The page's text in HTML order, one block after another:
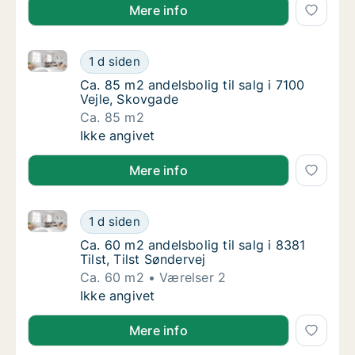
Mere info
Ca. 85 m2 andelsbolig til salg i 7100 Vejle,
1 d siden
Ca. 85 m2 andelsbolig til salg i 7100 Vejle, Skovgade
Ca. 85 m2 andelsbolig til salg i 7100 Vejle,
Ca. 85 m2 andelsbolig til salg i 7100
Vejle, Skovgade
Ca. 85 m2
Ca. 85 m2 andelsbolig til salg i 7100 Vejle,
Ikke angivet
Mere info
Ca. 60 m2 andelsbolig til salg i 8381 Tilst,
1 d siden
Ca. 60 m2 andelsbolig til salg i 8381 Tilst, Tilst
Ca. 60 m2 andelsbolig til salg i 8381 Tilst,
Ca. 60 m2 andelsbolig til salg i 8381
Tilst, Tilst Søndervej
Ca. 60 m2
Værelser 2
Ca. 60 m2 andelsbolig til salg i 8381 Tilst,
Ikke angivet
Mere info